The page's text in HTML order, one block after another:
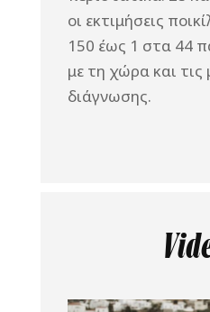
οι εκτιμήσεις
150 έως 1 στα 44
με τη χώρα και τις
διάγνωσης.